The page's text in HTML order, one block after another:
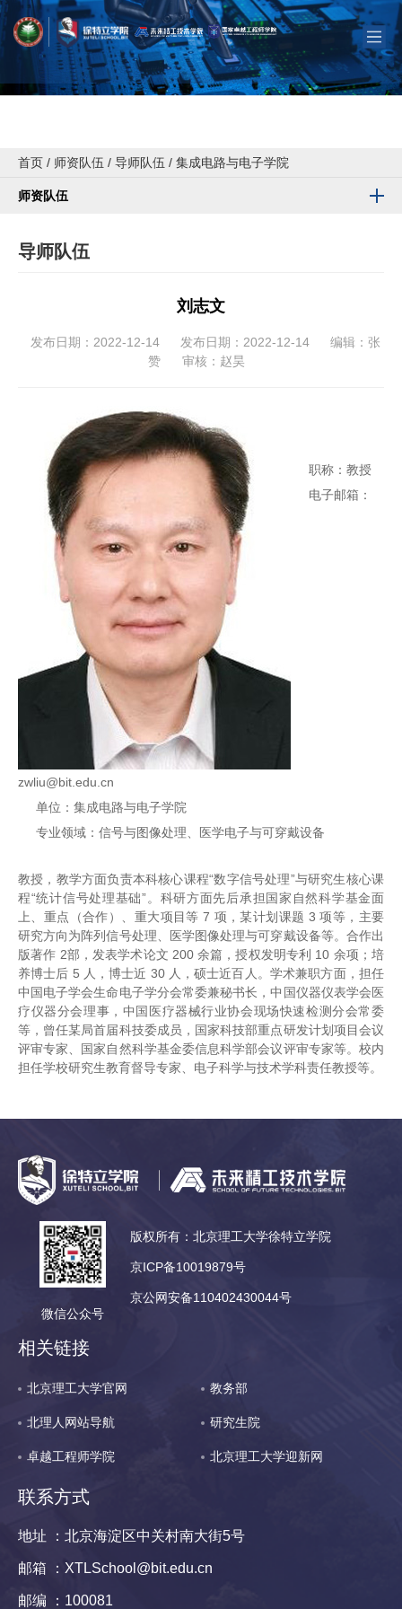
首页 / 师资队伍 / 导师队伍 / 集成电路与电子学院
师资队伍
导师队伍
刘志文
发布日期：2022-12-14 发布日期：2022-12-14
编辑：张
赞
审核：赵昊
职称：教授
电子邮箱：
zwliu@bit.edu.cn
单位：集成电路与电子学院
专业领域：信号与图像处理、医学电子与可穿戴设备
教授，教学方面负责本科核心课程“数字信号处理”与研究生核心课
程“统计信号处理基础”。科研方面先后承担国家自然科学基金面
上、重点（合作）、重大项目等 7 项，某计划课题 3 项等，主要
研究方向为阵列信号处理、医学图像处理与可穿戴设备等。合作出
版著作 2部，发表学术论文 200 余篇，授权发明专利 10 余项；培
养博士后 5 人，博士近 30 人，硕士近百人。学术兼职方面，担任
中国电子学会生命电子学分会常委兼秘书长，中国仪器仪表学会医
疗仪器分会理事，中国医疗器械行业协会现场快速检测分会常委
等，曾任某局首届科技委成员，国家科技部重点研发计划项目会议
评审专家、国家自然科学基金委信息科学部会议评审专家等。校内
担任学校研究生教育督导专家、电子科学与技术学科责任教授等。
微信公众号
版权所有：北京理工大学徐特立学院
京ICP备10019879号
京公网安备110402430044号
相关链接
北京理工大学官网 教务部
北理人网站导航 研究生院
卓越工程师学院 北京理工大学迎新网
联系方式
地址 ：北京海淀区中关村南大街5号
邮箱 ：XTLSchool@bit.edu.cn
邮编 ：100081